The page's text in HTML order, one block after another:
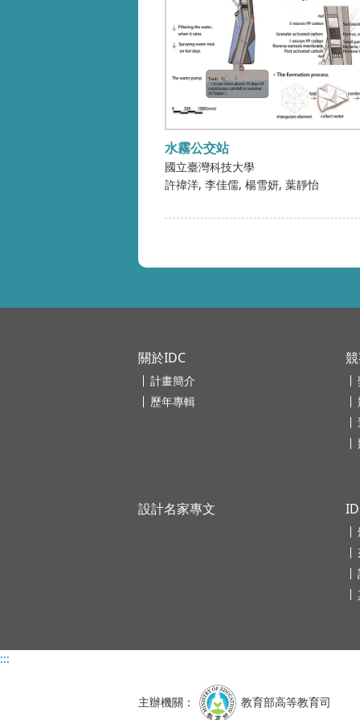
水霧公交站
國立臺灣科技大學
許禕洋 李佳儒 楊雪妍 葉靜怡
關於IDC
計畫簡介
歷年專輯
設計名家專文
:::
主辦機關： 教育部高等教育司